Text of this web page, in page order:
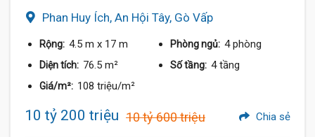
Phan Huy Ích, An Hội Tây, Gò Vấp
Rộng: 4.5 m x 17 m Phòng ngủ: 4 phòng
Diện tích: 76.5 m² Số tầng: 4 tầng
Giá/m²: 108 triệu/m²
10 tỷ 200 triệu 10 tỷ 600 triệu Chia sẻ